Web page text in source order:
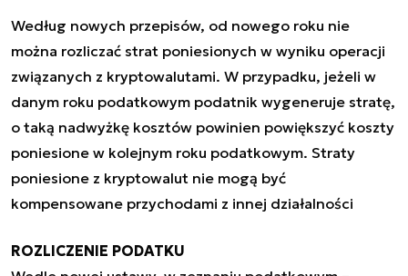
Według nowych przepisów, od nowego roku nie
można rozliczać strat poniesionych w wyniku operacji
związanych z kryptowalutami. W przypadku, jeżeli w
danym roku podatkowym podatnik wygeneruje stratę,
o taką nadwyżkę kosztów powinien powiększyć koszty
poniesione w kolejnym roku podatkowym. Straty
poniesione z kryptowalut nie mogą być
kompensowane przychodami z innej działalności
ROZLICZENIE PODATKU